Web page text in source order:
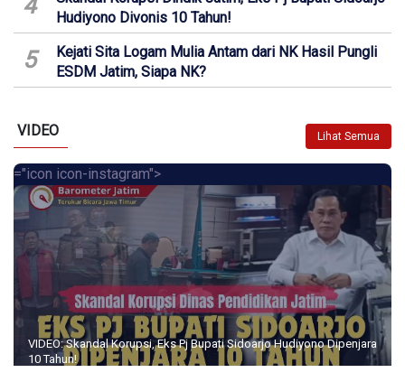
4
Hudiyono Divonis 10 Tahun!
5
Kejati Sita Logam Mulia Antam dari NK Hasil Pungli
ESDM Jatim, Siapa NK?
VIDEO Lihat Semua
="icon icon-instagram">
VIDEO: Skandal Korupsi, Eks Pj Bupati Sidoarjo Hudiyono Dipenjara
10 Tahun!